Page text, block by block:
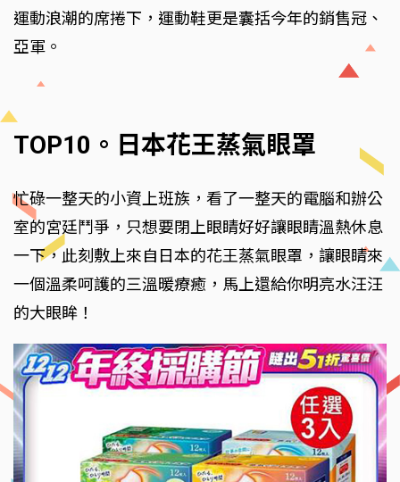
運動浪潮的席捲下，運動鞋更是囊括今年的銷售冠、
亞軍。
TOP10。日本花王蒸氣眼罩
忙碌一整天的小資上班族，看了一整天的電腦和辦公
室的宮廷鬥爭，只想要閉上眼睛好好讓眼睛溫熱休息
一下，此刻敷上來自日本的花王蒸氣眼罩，讓眼睛來
一個溫柔呵護的三溫暖療癒，馬上還給你明亮水汪汪
的大眼眸！